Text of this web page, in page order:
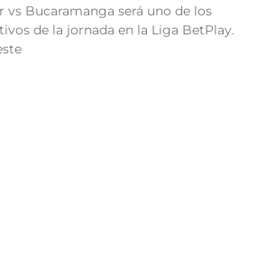
vs Bucaramanga será uno de los
de la jornada en la Liga BetPlay.